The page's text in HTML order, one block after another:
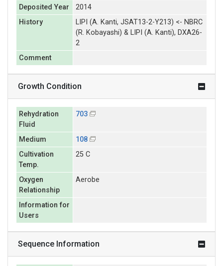
Deposited Year
2014
History
LIPI (A. Kanti, JSAT13-2-Y213) <- NBRC
(R. Kobayashi) & LIPI (A. Kanti), DXA26-
2
Comment
Growth Condition
Rehydration
Fluid
703
Medium
108
Cultivation
Temp.
25 C
Oxygen
Relationship
Aerobe
Information for
Users
Sequence Information